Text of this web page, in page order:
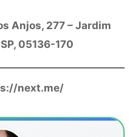
Anjos, 277 – Jardim
05136-170
next.me/